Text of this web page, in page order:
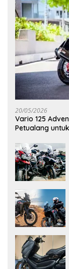
20/05/2026
Vario 125
Petualang